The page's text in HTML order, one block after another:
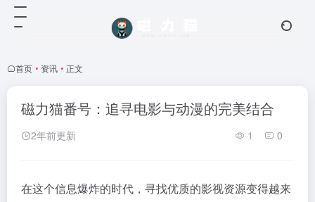
首页 • 资讯 • 正文
磁力猫番号：追寻电影与动漫的完美结合
2年前更新 1 0
在这个信息爆炸的时代，寻找优质的影视资源变得越来